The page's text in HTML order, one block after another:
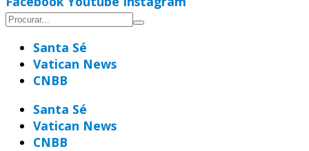
Santa Sé
Vatican News
CNBB
Santa Sé
Vatican News
CNBB